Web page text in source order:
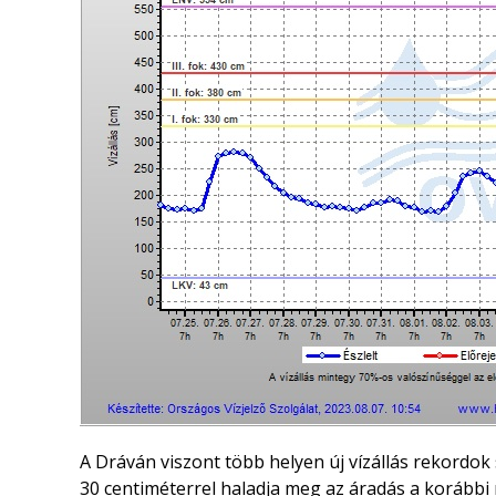
A Dráván viszont több helyen új vízállás
30 centiméterrel haladja meg az áradás a